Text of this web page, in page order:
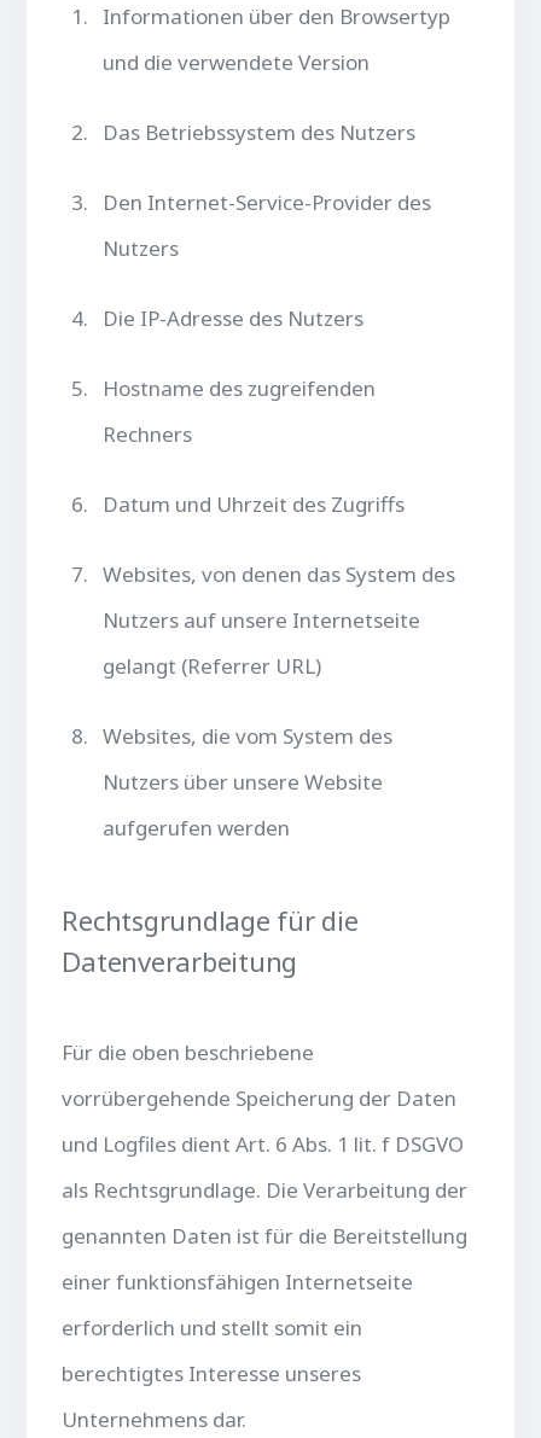
Informationen über den Browsertyp
und die verwendete Version
Das Betriebssystem des Nutzers
Den Internet-Service-Provider des
Nutzers
Die IP-Adresse des Nutzers
Hostname des zugreifenden
Rechners
Datum und Uhrzeit des Zugriffs
Websites, von denen das System des
Nutzers auf unsere Internetseite
gelangt (Referrer URL)
Websites, die vom System des
Nutzers über unsere Website
aufgerufen werden
Rechtsgrundlage für die
Datenverarbeitung
Für die oben beschriebene
vorrübergehende Speicherung der Daten
und Logfiles dient Art. 6 Abs. 1 lit. f DSGVO
als Rechtsgrundlage. Die Verarbeitung der
genannten Daten ist für die Bereitstellung
einer funktionsfähigen Internetseite
erforderlich und stellt somit ein
berechtigtes Interesse unseres
Unternehmens dar.